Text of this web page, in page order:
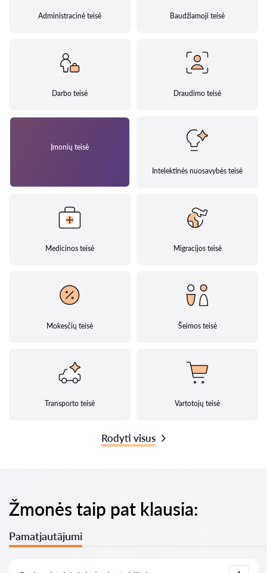
Administracinė teisė Baudžiamoji teisė
Darbo teisė Draudimo teisė
Įmonių teisė
Intelektinės nuosavybės teisė
Medicinos teisė Migracijos teisė
Mokesčių teisė Šeimos teisė
Transporto teisė Vartotojų teisė
Rodyti visus
Žmonės taip pat klausia:
Pamatjautājumi